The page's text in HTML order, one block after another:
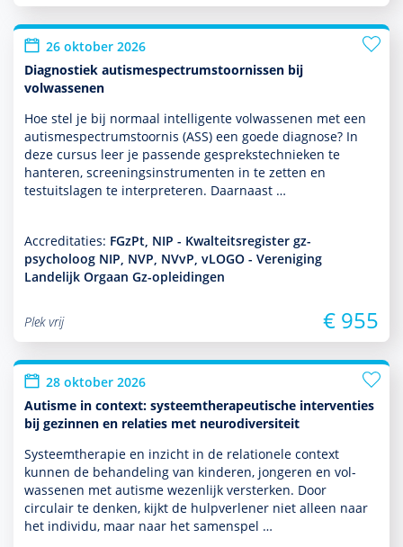
26 oktober 2026
Diagnostiek autismespectrumstoornissen bij
volwassenen
Hoe stel je bij normaal intelligente vol­was­senen met een
autisme­spectrum­stoor­nis (ASS) een goede diag­nose? In
deze cursus leer je pas­sende gesprekstech­nieken te
hanteren, screeningsinstru­men­ten in te zetten en
testuitslagen te inter­pre­te­ren. Daarnaast …
Accreditaties: FGzPt, NIP - Kwalteitsregister gz-
psycholoog NIP, NVP, NVvP, vLOGO - Vereniging
Landelijk Orgaan Gz-opleidingen
Plek vrij € 955
28 oktober 2026
Autisme in context: systeemtherapeutische interventies
bij gezinnen en relaties met neurodiversiteit
Systeemthera­pie en inzicht in de rela­tio­nele context
kunnen de behan­del­ing van kin­de­ren, jongeren en vol­
was­senen met autisme wezenlijk versterken. Door
circulair te denken, kijkt de hulp­ver­le­ner niet alleen naar
het individu, maar naar het samenspel …